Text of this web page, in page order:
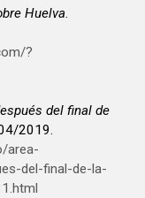
Huelva.
?
del final de
2019.
area-
del-final-de-la-